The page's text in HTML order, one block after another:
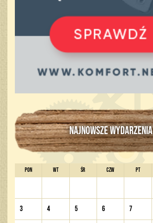
NAJNOWSZE WYDARZENIA
PON WT ŚR CZW PT
3 4 5 6 7